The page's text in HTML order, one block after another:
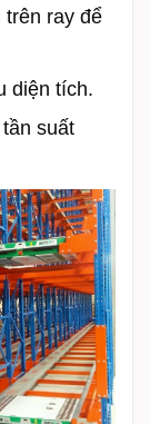
trên ray để
diện tích.
suất